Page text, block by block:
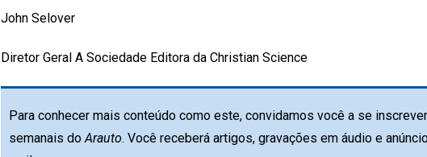
John Selover
Diretor Geral A Sociedade Editora da Christian Science
Para conhecer mais conteúdo como este, convidamos você a se
semanais do Arauto. Você receberá artigos, gravações em áudio e